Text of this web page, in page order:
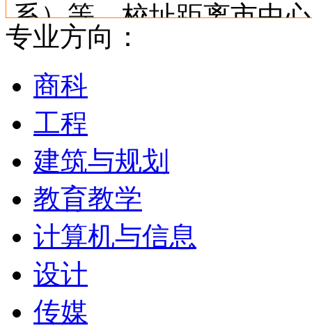
系）等。校址距离市中
Gravatt
系、犯罪学系、运动学
总区仅相隔3
洛根分校针对未来澳大
了企业创新管理和媒体
之南的卫星城市－洛根
里。
专业方向：
商科
工程
建筑与规划
教育教学
计算机与信息
设计
传媒